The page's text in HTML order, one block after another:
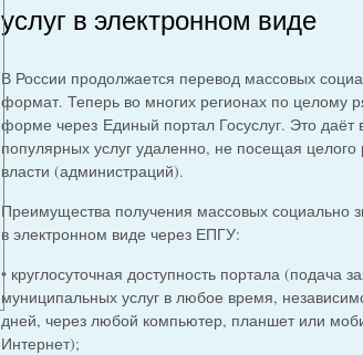
услуг в электронном виде
В России продолжается перевод массовых
формат. Теперь во многих регионах по целому
форме через Единый портал Госуслуг. Это даёт
популярных услуг удаленно, не посещая
власти (администраций).
Преимущества получения массовых социально
в электронном виде через ЕПГУ:
• круглосуточная доступность портала (подача
муниципальных услуг в любое время,
дней, через любой компьютер, планшет или
Интернет);